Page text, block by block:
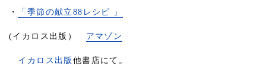
・ 「季節の献立88レシピ 」
(イカロス出版） アマゾン
イカロス出版 他書店にて。